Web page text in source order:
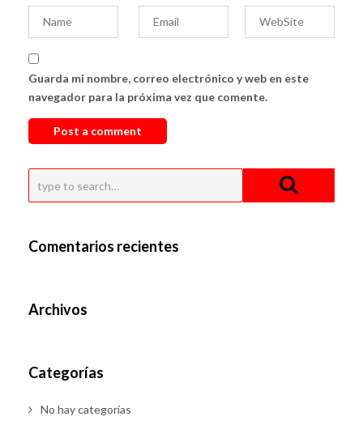
Guarda mi nombre, correo electrónico y web en este
navegador para la próxima vez que comente.
Comentarios recientes
Archivos
Categorías
No hay categorías